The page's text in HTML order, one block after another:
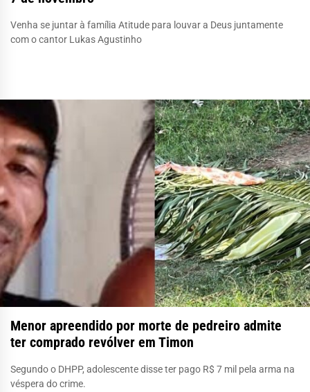
Venha se juntar à família Atitude para louvar a Deus juntamente
com o cantor Lukas Agustinho
Menor apreendido por morte de pedreiro admite
ter comprado revólver em Timon
Segundo o DHPP, adolescente disse ter pago R$ 7 mil pela arma na
véspera do crime.